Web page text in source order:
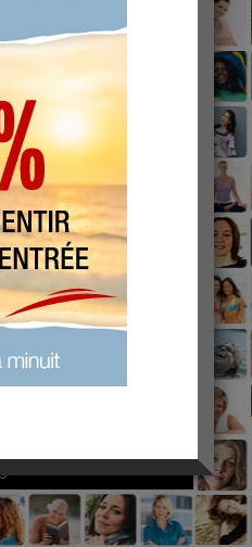
dans sa peau
PLUS
COACHING